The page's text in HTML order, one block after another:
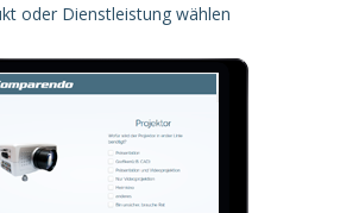
oder Dienstleistung wählen